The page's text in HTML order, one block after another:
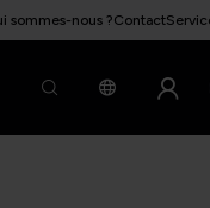
sommes-nous ?Contact